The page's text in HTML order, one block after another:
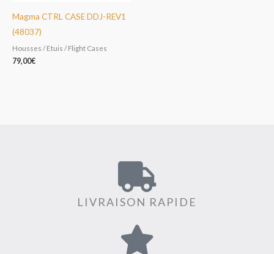
Magma CTRL CASE DDJ-REV1
(48037)
Housses / Etuis / Flight Cases
79,00€
LIVRAISON RAPIDE